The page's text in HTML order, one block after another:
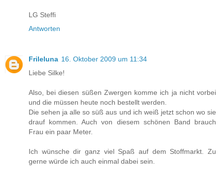
LG Steffi
Antworten
Frileluna 16. Oktober 2009 um 11:34
Liebe Silke!
Also, bei diesen süßen Zwergen komme ich ja nicht vorbei
und die müssen heute noch bestellt werden.
Die sehen ja alle so süß aus und ich weiß jetzt schon wo sie
drauf kommen. Auch von diesem schönen Band brauch
Frau ein paar Meter.
Ich wünsche dir ganz viel Spaß auf dem Stoffmarkt. Zu
gerne würde ich auch einmal dabei sein.